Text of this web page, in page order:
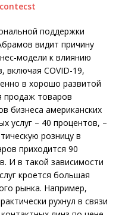
поддержки
видит причину
модели к влиянию
включая COVID-19,
в хорошо развитой
продаж товаров
бизнеса американских
услуг – 40 процентов, –
розницу в
приходится 90
И в такой зависимости
кроется большая
рынка. Например,
рухнул в связи